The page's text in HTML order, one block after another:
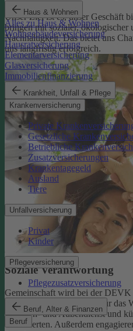
Haus & Wohnen
Alles zu Haus & Wohnen
Wohngebäudeversicherung
Hausratversicherung
Elementarversicherung
Glasversicherung
Immobilienfinanzierung
Krankheit, Unfall & Pflege
Krankenversicherung
Private
Gesetzliche
Betriebliche
Zusatzversicherungen
Krankentagegeld
Ausland
Tiere
Unfallversicherung
Privat
Kinder
Pflegeversicherung
Pflegezusatzversicherung
Beruf, Alter & Finanzen
Beruf
Unser Ziel ist es, unser Geschäft
bringen mit sozialer, ökologischer
Nachhaltigkeit. Das bietet uns
uns langfristig erfolgreich.
Soziale Verantwortung
Gemeinschaft wird bei der DEVK
Deshalb tragen wir Sorge für das
im Innen- und Außendienst und
Versicherten. Außerdem